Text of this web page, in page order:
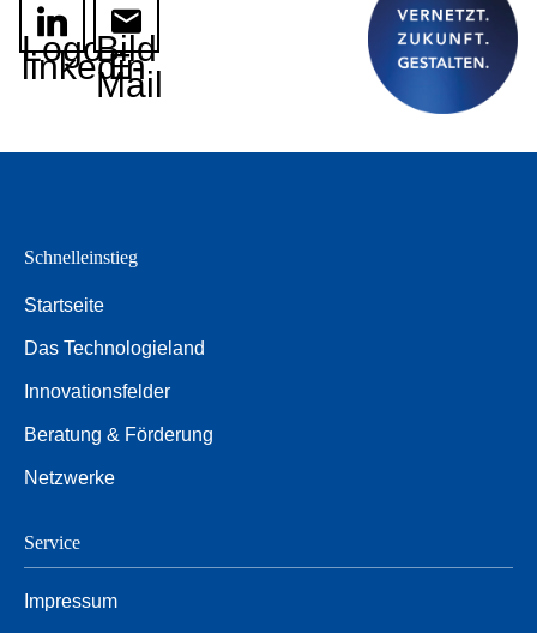
Logo
linkedin
Bild
E-
Mail
Schnelleinstieg
Startseite
Das Technologieland
Innovationsfelder
Beratung & Förderung
Netzwerke
Service
Impressum